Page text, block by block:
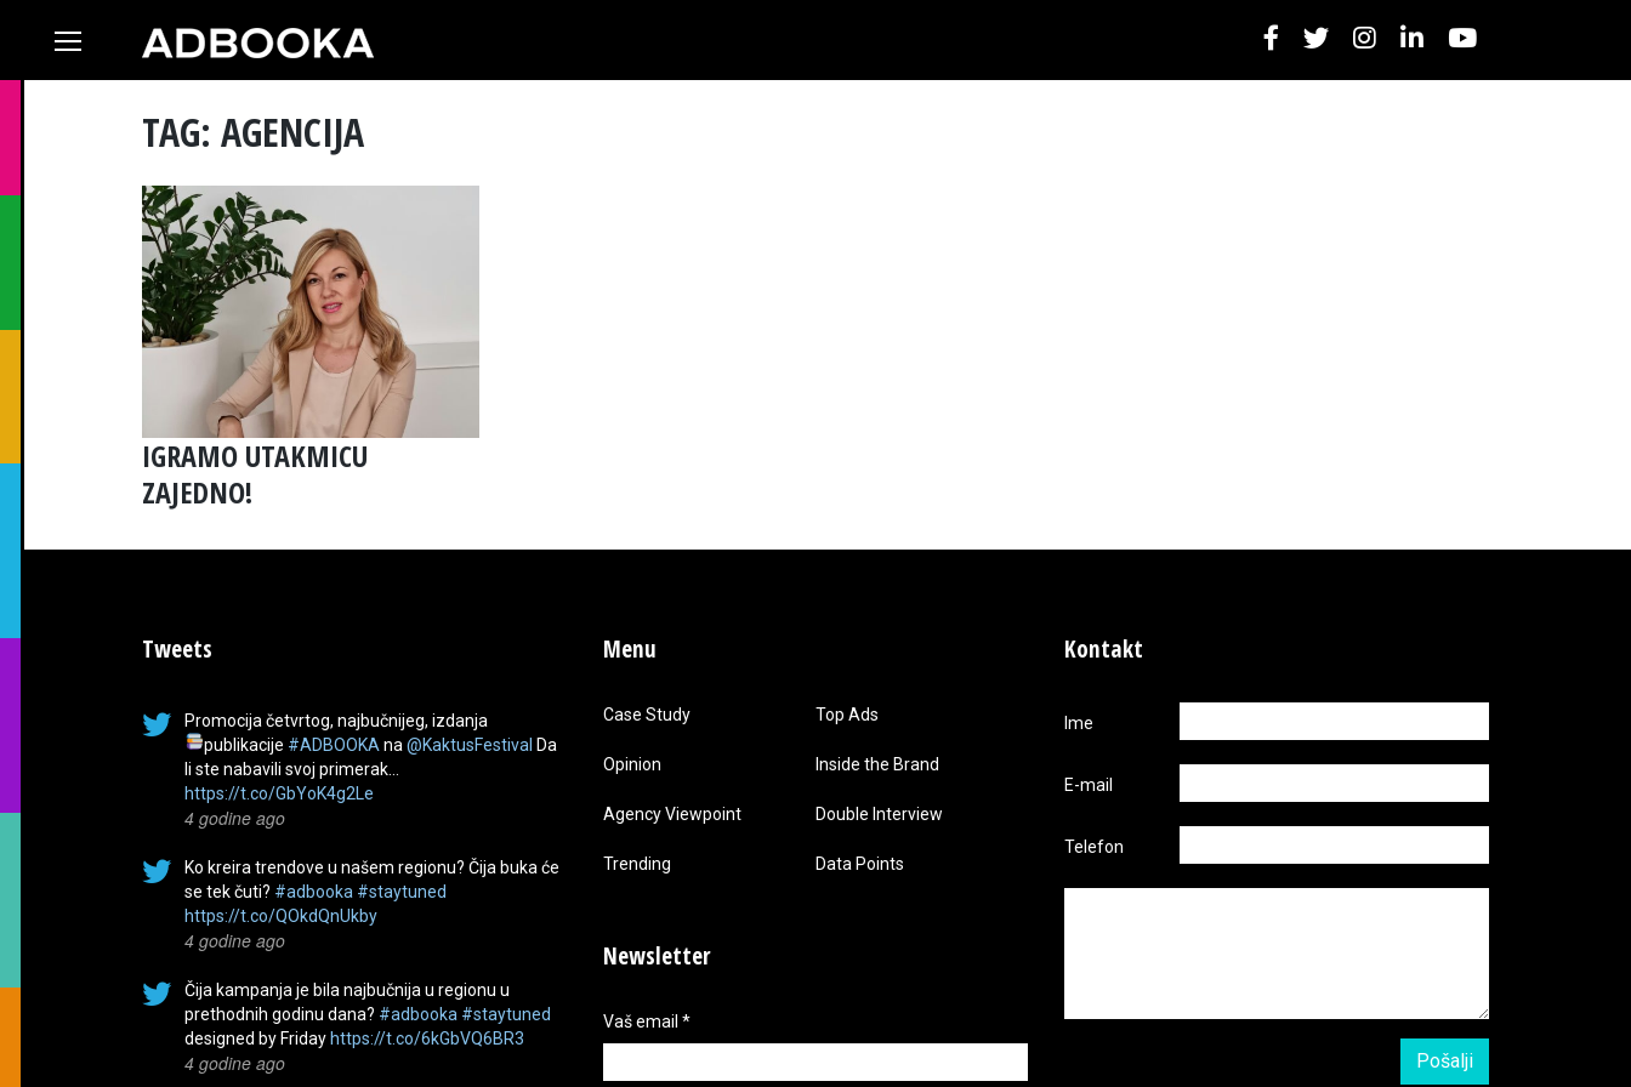
TAG: AGENCIJA
IGRAMO UTAKMICU
ZAJEDNO!
Tweets
Promocija četvrtog, najbučnijeg, izdanja
publikacije #ADBOOKA na @KaktusFestival Da
li ste nabavili svoj primerak…
https://t.co/GbYoK4g2Le
4 godine ago
Ko kreira trendove u našem regionu? Čija buka će
se tek čuti? #adbooka #staytuned
https://t.co/QOkdQnUkby
4 godine ago
Čija kampanja je bila najbučnija u regionu u
prethodnih godinu dana? #adbooka #staytuned
designed by Friday https://t.co/6kGbVQ6BR3
4 godine ago
Menu
Case Study Top Ads
Opinion Inside the Brand
Agency Viewpoint Double Interview
Trending Data Points
Newsletter
Vaš email *
Kontakt
Ime
E-mail
Telefon